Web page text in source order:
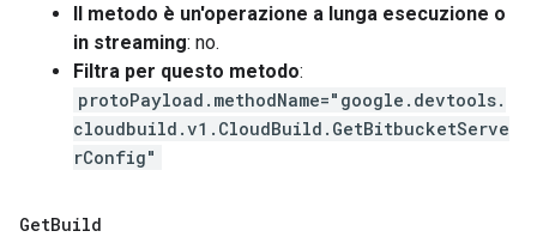
Il metodo è un'operazione a lunga esecuzione o
in streaming: no.
Filtra per questo metodo:
protoPayload.methodName="google.devtools.
cloudbuild.v1.CloudBuild.GetBitbucketServe
rConfig"
GetBuild